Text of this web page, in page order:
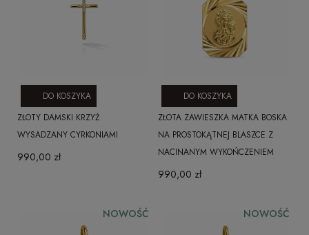
ZŁOTY DAMSKI KRZYŻ
WYSADZANY CYRKONIAMI
990,00 zł
DO KOSZYKA
ZŁOTA ZAWIESZKA MATKA BOSKA
NA PROSTOKĄTNEJ BLASZCE Z
NACINANYM WYKOŃCZENIEM
990,00 zł
DO KOSZYKA
NOWOŚĆ NOWOŚĆ